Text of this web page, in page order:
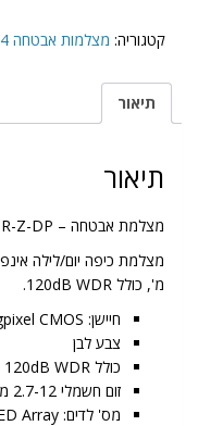
אבטחה
Dahua
HAC-
DP
קטגוריה: מצלמות אבטחה 4 מגה פיקסל תוצרת Dahua
תיאור
תיאור
מצלמת אבטחה – Dahua HAC-HDBW2401R-Z-DP
מ', כולל 120dB WDR.
חיישן: 4Megpixel CMOS
צבע לבן
כולל 120dB WDR
זום חשמלי 2.7-12 מ"מ
מס' לדים: 2LED Array